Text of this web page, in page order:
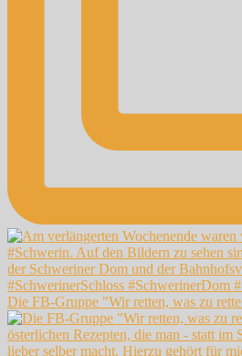
Die FB-Gruppe "Wir retten, was zu